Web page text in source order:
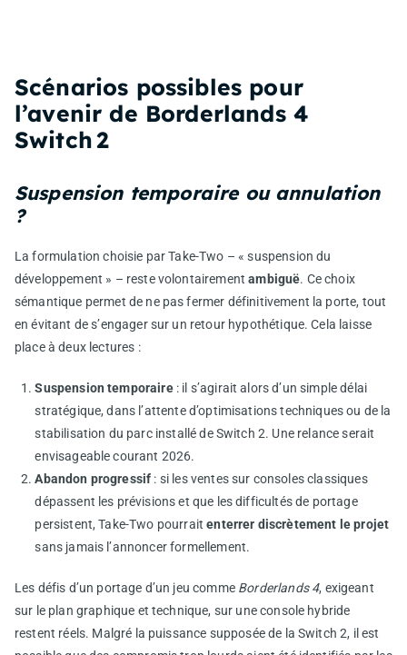
Scénarios possibles pour
l’avenir de Borderlands 4
Switch 2
Suspension temporaire ou annulation
?
La formulation choisie par Take-Two – « suspension du
développement » – reste volontairementambiguë. Ce choix
sémantique permet de ne pas fermer définitivement la porte, tout
en évitant de s’engager sur un retour hypothétique. Cela laisse
place à deux lectures :
Suspension temporaire: il s’agirait alors d’un simple délai
stratégique, dans l’attente d’optimisations techniques ou de la
stabilisation du parc installé de Switch 2. Une relance serait
envisageable courant 2026.
Abandon progressif : si les ventes sur consoles classiques
dépassent les prévisions et que les difficultés de portage
persistent, Take-Two pourraitenterrer discrètement le projet
sans jamais l’annoncer formellement.
Les défis d’un portage d’un jeu comme Borderlands 4, exigeant
sur le plan graphique et technique, sur une console hybride
restent réels. Malgré la puissance supposée de la Switch 2, il est